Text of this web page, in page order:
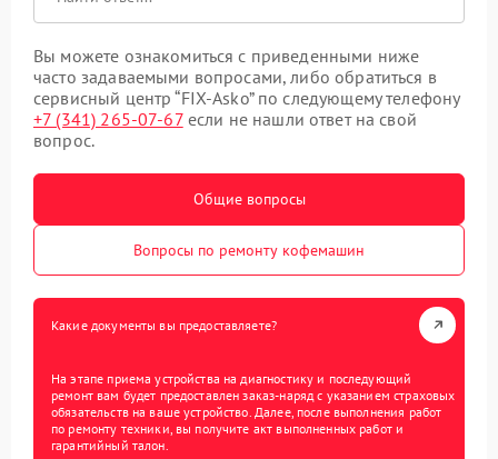
Вы можете ознакомиться с приведенными ниже
часто задаваемыми вопросами, либо обратиться в
сервисный центр “FIX-Asko” по следующему телефону
+7 (341) 265-07-67если не нашли ответ на свой
вопрос.
Общие вопросы
Вопросы по ремонту кофемашин
Какие документы вы предоставляете?
На этапе приема устройства на диагностику и последующий
ремонт вам будет предоставлен заказ-наряд с указанием страховых
обязательств на ваше устройство. Далее, после выполнения работ
по ремонту техники, вы получите акт выполненных работ и
гарантийный талон.